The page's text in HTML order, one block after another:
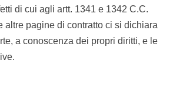
di cui agli artt. 1341 e 1342 C.C.
altre pagine di contratto ci si dichiara
a conoscenza dei propri diritti, e le